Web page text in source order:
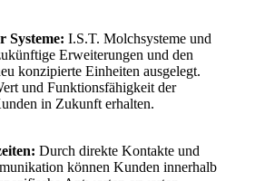
Systeme: I.S.T. Molchsysteme und
Erweiterungen und den
konzipierte Einheiten ausgelegt.
und Funktionsfähigkeit der
in Zukunft erhalten.
Durch direkte Kontakte und
können Kunden innerhalb